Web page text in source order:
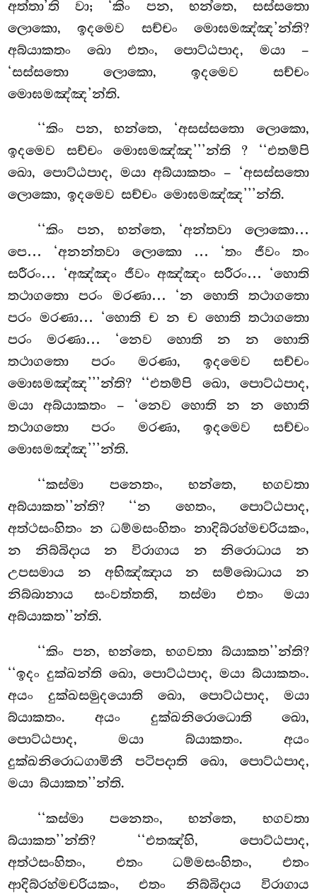
අත්තා’ති වා; ‘කිං පන, භන්තෙ, සස්සතො
ලොකො, ඉදමෙව සච්චං මොඝමඤ්ඤ’න්ති?
අබ්යාකතං ඛො එතං, පොට්ඨපාද, මයා –
‘සස්සතො ලොකො, ඉදමෙව සච්චං
මොඝමඤ්ඤ’න්ති.
‘‘කිං පන, භන්තෙ, ‘අසස්සතො ලොකො,
ඉදමෙව සච්චං මොඝමඤ්ඤ’’’න්ති ? ‘‘එතම්පි
ඛො, පොට්ඨපාද, මයා අබ්යාකතං – ‘අසස්සතො
ලොකො, ඉදමෙව සච්චං මොඝමඤ්ඤ’’’න්ති.
‘‘කිං පන, භන්තෙ, ‘අන්තවා ලොකො…
පෙ… ‘අනන්තවා ලොකො … ‘තං ජීවං තං
සරීරං… ‘අඤ්ඤං ජීවං අඤ්ඤං සරීරං… ‘හොති
තථාගතො පරං මරණා… ‘න හොති තථාගතො
පරං මරණා… ‘හොති ච න ච හොති තථාගතො
පරං මරණා… ‘නෙව හොති න න හොති
තථාගතො පරං මරණා, ඉදමෙව සච්චං
මොඝමඤ්ඤ’’’න්ති? ‘‘එතම්පි ඛො, පොට්ඨපාද,
මයා අබ්යාකතං – ‘නෙව හොති න න හොති
තථාගතො පරං මරණා, ඉදමෙව සච්චං
මොඝමඤ්ඤ’’’න්ති.
‘‘කස්මා පනෙතං, භන්තෙ, භගවතා
අබ්යාකත’’න්ති? ‘‘න හෙතං, පොට්ඨපාද,
අත්ථසංහිතං න ධම්මසංහිතං නාදිබ්රහ්මචරියකං,
න නිබ්බිදාය න විරාගාය න නිරොධාය න
උපසමාය න අභිඤ්ඤාය න සම්බොධාය න
නිබ්බානාය සංවත්තති, තස්මා එතං මයා
අබ්යාකත’’න්ති.
‘‘කිං පන, භන්තෙ, භගවතා බ්යාකත’’න්ති?
‘‘ඉදං දුක්ඛන්ති ඛො, පොට්ඨපාද, මයා බ්යාකතං.
අයං දුක්ඛසමුදයොති ඛො, පොට්ඨපාද, මයා
බ්යාකතං. අයං දුක්ඛනිරොධොති ඛො,
පොට්ඨපාද, මයා බ්යාකතං. අයං
දුක්ඛනිරොධගාමිනී පටිපදාති ඛො, පොට්ඨපාද,
මයා බ්යාකත’’න්ති.
‘‘කස්මා පනෙතං, භන්තෙ, භගවතා
බ්යාකත’’න්ති? ‘‘එතඤ්හි, පොට්ඨපාද,
අත්ථසංහිතං, එතං ධම්මසංහිතං, එතං
ආදිබ්රහ්මචරියකං, එතං නිබ්බිදාය විරාගාය